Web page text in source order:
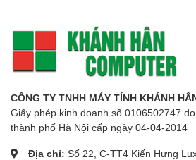
CÔNG TY TNHH MÁY TÍNH KHÁNH
Giấy phép kinh doanh số 0106502747
thành phố Hà Nội cấp ngày 04-04-2014
Địa chỉ: Số 22, C-TT4 Kiến Hưng